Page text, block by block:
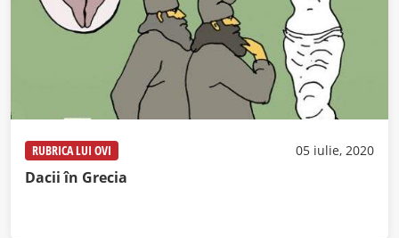
RUBRICA LUI OVI 05 iulie, 2020
Dacii în Grecia